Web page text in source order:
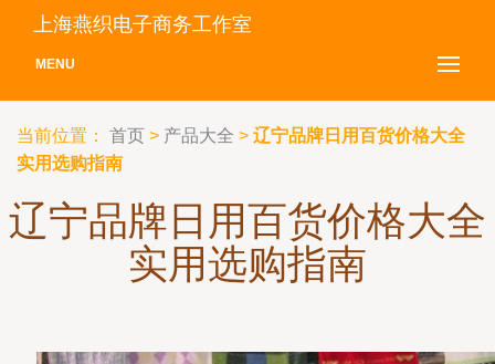
上海燕织电子商务工作室
MENU
当前位置： 首页 > 产品大全 > 辽宁品牌日用百货价格大全
实用选购指南
辽宁品牌日用百货价格大全
实用选购指南